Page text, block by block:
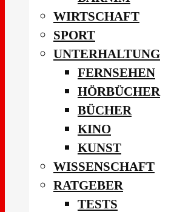
WIRTSCHAFT
SPORT
UNTERHALTUNG
FERNSEHEN
HÖRBÜCHER
BÜCHER
KINO
KUNST
WISSENSCHAFT
RATGEBER
TESTS